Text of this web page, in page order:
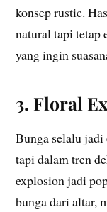
konsep rustic.
natural tapi tetap
yang ingin
3. Floral
Bunga selalu jadi
tapi dalam tren
explosion jadi
bunga dari altar,